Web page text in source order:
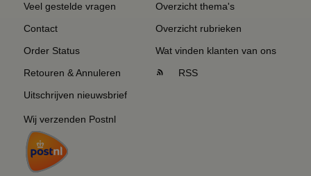
Veel gestelde vragen
Contact
Order Status
Retouren & Annuleren
Uitschrijven nieuwsbrief
Wij verzenden Postnl
Overzicht thema's
Overzicht rubrieken
Wat vinden klanten van ons
RSS